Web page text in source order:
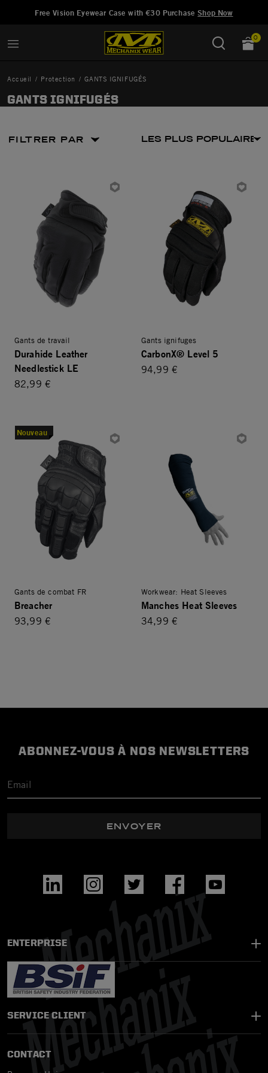
Free Vision Eyewear Case with €30 PurchaseShop Now
0
Accueil Protection GANTS IGNIFUGÉS
GANTS IGNIFUGÉS
FILTRER PAR
Gants de travail
Durahide Leather
Needlestick LE
82,99 €
Gants ignifuges
CarbonX® Level 5
94,99 €
Nouveau
Gants de combat FR
Breacher
93,99 €
Workwear: Heat Sleeves
Manches Heat Sleeves
34,99 €
ABONNEZ-VOUS À NOS NEWSLETTERS
ENVOYER
ENTERPRISE
SERVICE CLIENT
CONTACT
Ajouté à Gérer la liste d'envies